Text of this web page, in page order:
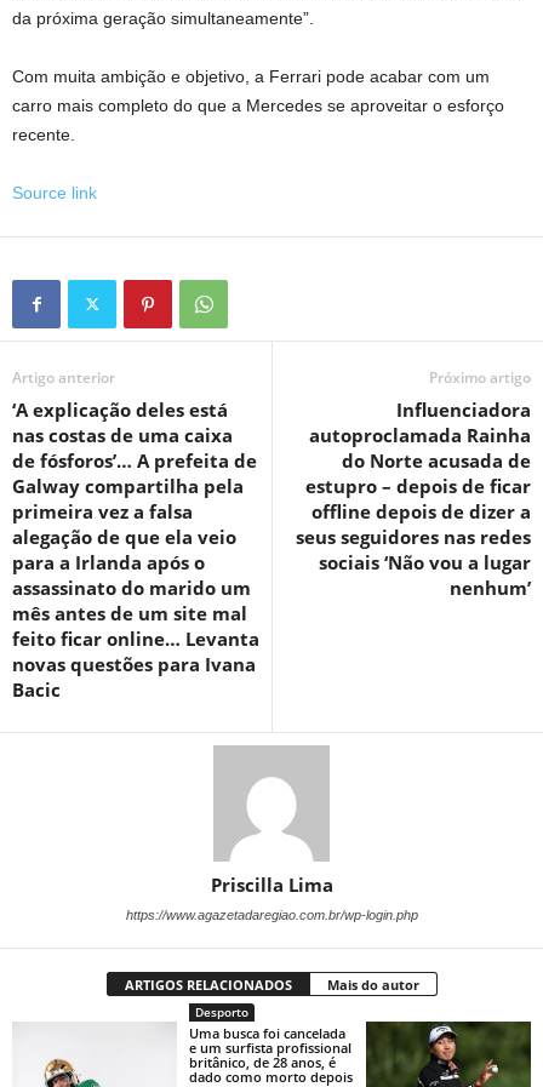
da próxima geração simultaneamente”.
Com muita ambição e objetivo, a Ferrari pode acabar com um
carro mais completo do que a Mercedes se aproveitar o esforço
recente.
Source link
Artigo anterior
‘A explicação deles está
nas costas de uma caixa
de fósforos’… A prefeita de
Galway compartilha pela
primeira vez a falsa
alegação de que ela veio
para a Irlanda após o
assassinato do marido um
mês antes de um site mal
feito ficar online… Levanta
novas questões para Ivana
Bacic
Próximo artigo
Influenciadora
autoproclamada Rainha
do Norte acusada de
estupro – depois de ficar
offline depois de dizer a
seus seguidores nas redes
sociais ‘Não vou a lugar
nenhum’
Priscilla Lima
https://www.agazetadaregiao.com.br/wp-login.php
ARTIGOS RELACIONADOS Mais do autor
Desporto
Uma busca foi cancelada
e um surfista profissional
britânico, de 28 anos, é
dado como morto depois